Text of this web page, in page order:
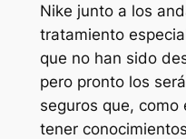
Nike junto a los
tratamiento
que no han sido
pero pronto los
seguros que,
tener